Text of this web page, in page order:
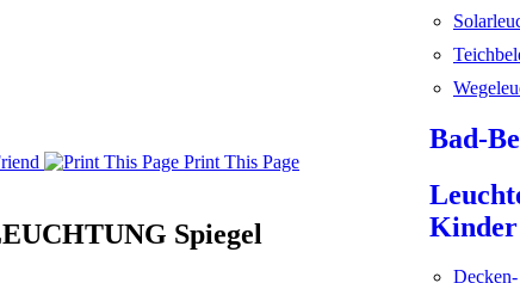
Print This Page
Spiegel
Bad-
Kinder